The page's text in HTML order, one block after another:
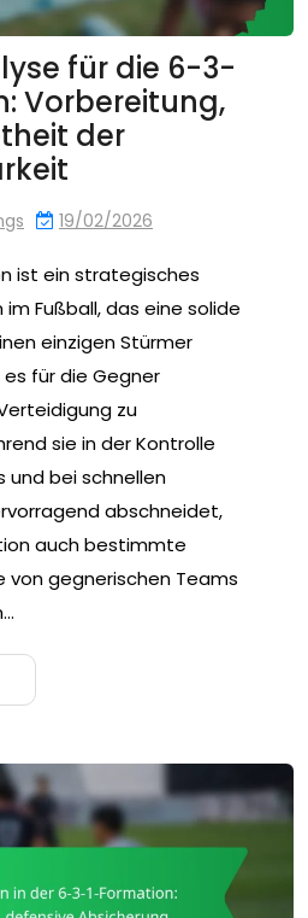
für die 6-3-
Vorbereitung,
der
19/02/2026
ist ein strategisches
Fußball, das eine solide
einzigen Stürmer
für die Gegner
zu
sie in der Kontrolle
und bei schnellen
abschneidet,
auch bestimmte
von gegnerischen Teams